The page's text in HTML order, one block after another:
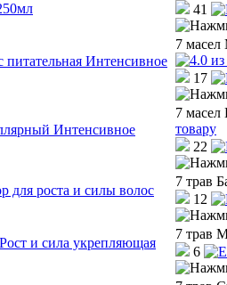
41
7 масел
17
7
товару
22
7 трав
12
7 трав
6